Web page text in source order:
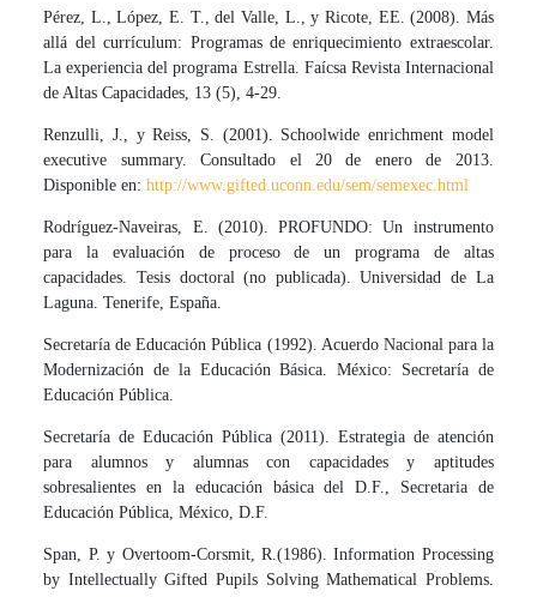
Pérez, L., López, E. T., del Valle, L., y Ricote, EE. (2008). Más
allá del currículum: Programas de enriquecimiento extraescolar.
La experiencia del programa Estrella. Faícsa Revista Internacional
de Altas Capacidades, 13 (5), 4-29.
Renzulli, J., y Reiss, S. (2001). Schoolwide enrichment model
executive summary. Consultado el 20 de enero de 2013.
Disponible en:http://www.gifted.uconn.edu/sem/semexec.html
Rodríguez-Naveiras, E. (2010). PROFUNDO: Un instrumento
para la evaluación de proceso de un programa de altas
capacidades. Tesis doctoral (no publicada). Universidad de La
Laguna. Tenerife, España.
Secretaría de Educación Pública (1992). Acuerdo Nacional para la
Modernización de la Educación Básica. México: Secretaría de
Educación Pública.
Secretaría de Educación Pública (2011). Estrategia de atención
para alumnos y alumnas con capacidades y aptitudes
sobresalientes en la educación básica del D.F., Secretaria de
Educación Pública, México, D.F.
Span, P. y Overtoom-Corsmit, R.(1986). Information Processing
by Intellectually Gifted Pupils Solving Mathematical Problems.